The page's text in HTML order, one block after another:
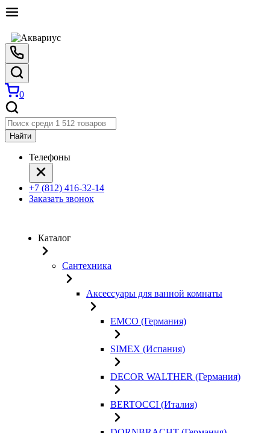
0
Найти
Телефоны
+7 (812) 416-32-14
Заказать звонок
Каталог
Сантехника
Аксессуары для ванной комнаты
EMCO (Германия)
SIMEX (Испания)
DECOR WALTHER (Германия)
BERTOCCI (Италия)